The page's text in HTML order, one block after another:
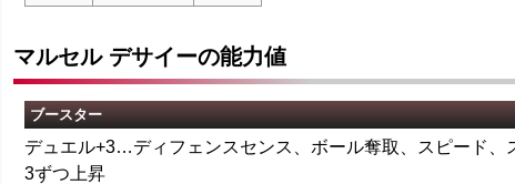
マルセル デサイーの能力値
ブースター
デュエル+3…ディフェンスセンス、ボール奪取、スピード、
3ずつ上昇